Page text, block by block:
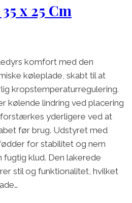
x 25 Cm
komfort med den
køleplade, skabt til at
kropstemperaturregulering.
kølende lindring ved placering
yderligere ved at
før brug. Udstyret med
for stabilitet og nem
fugtig klud. Den lakerede
stil og funktionalitet, hvilket